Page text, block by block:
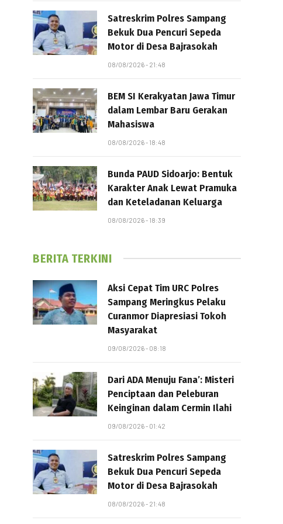
Satreskrim Polres Sampang
Bekuk Dua Pencuri Sepeda
Motor di Desa Bajrasokah
08/08/2026 - 21:48
BEM SI Kerakyatan Jawa Timur
dalam Lembar Baru Gerakan
Mahasiswa
08/08/2026 - 18:48
Bunda PAUD Sidoarjo: Bentuk
Karakter Anak Lewat Pramuka
dan Keteladanan Keluarga
08/08/2026 - 18:39
BERITA TERKINI
Aksi Cepat Tim URC Polres
Sampang Meringkus Pelaku
Curanmor Diapresiasi Tokoh
Masyarakat
09/08/2026 - 08:18
Dari ADA Menuju Fana’: Misteri
Penciptaan dan Peleburan
Keinginan dalam Cermin Ilahi
09/08/2026 - 01:42
Satreskrim Polres Sampang
Bekuk Dua Pencuri Sepeda
Motor di Desa Bajrasokah
08/08/2026 - 21:48